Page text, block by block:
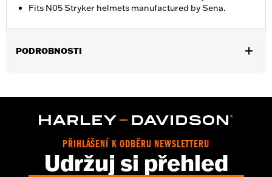
Fits N05 Stryker helmets manufactured by Sena.
PODROBNOSTI
PŘIHLÁŠENÍ K ODBĚRU NEWSLETTERU
Udržuj si přehled